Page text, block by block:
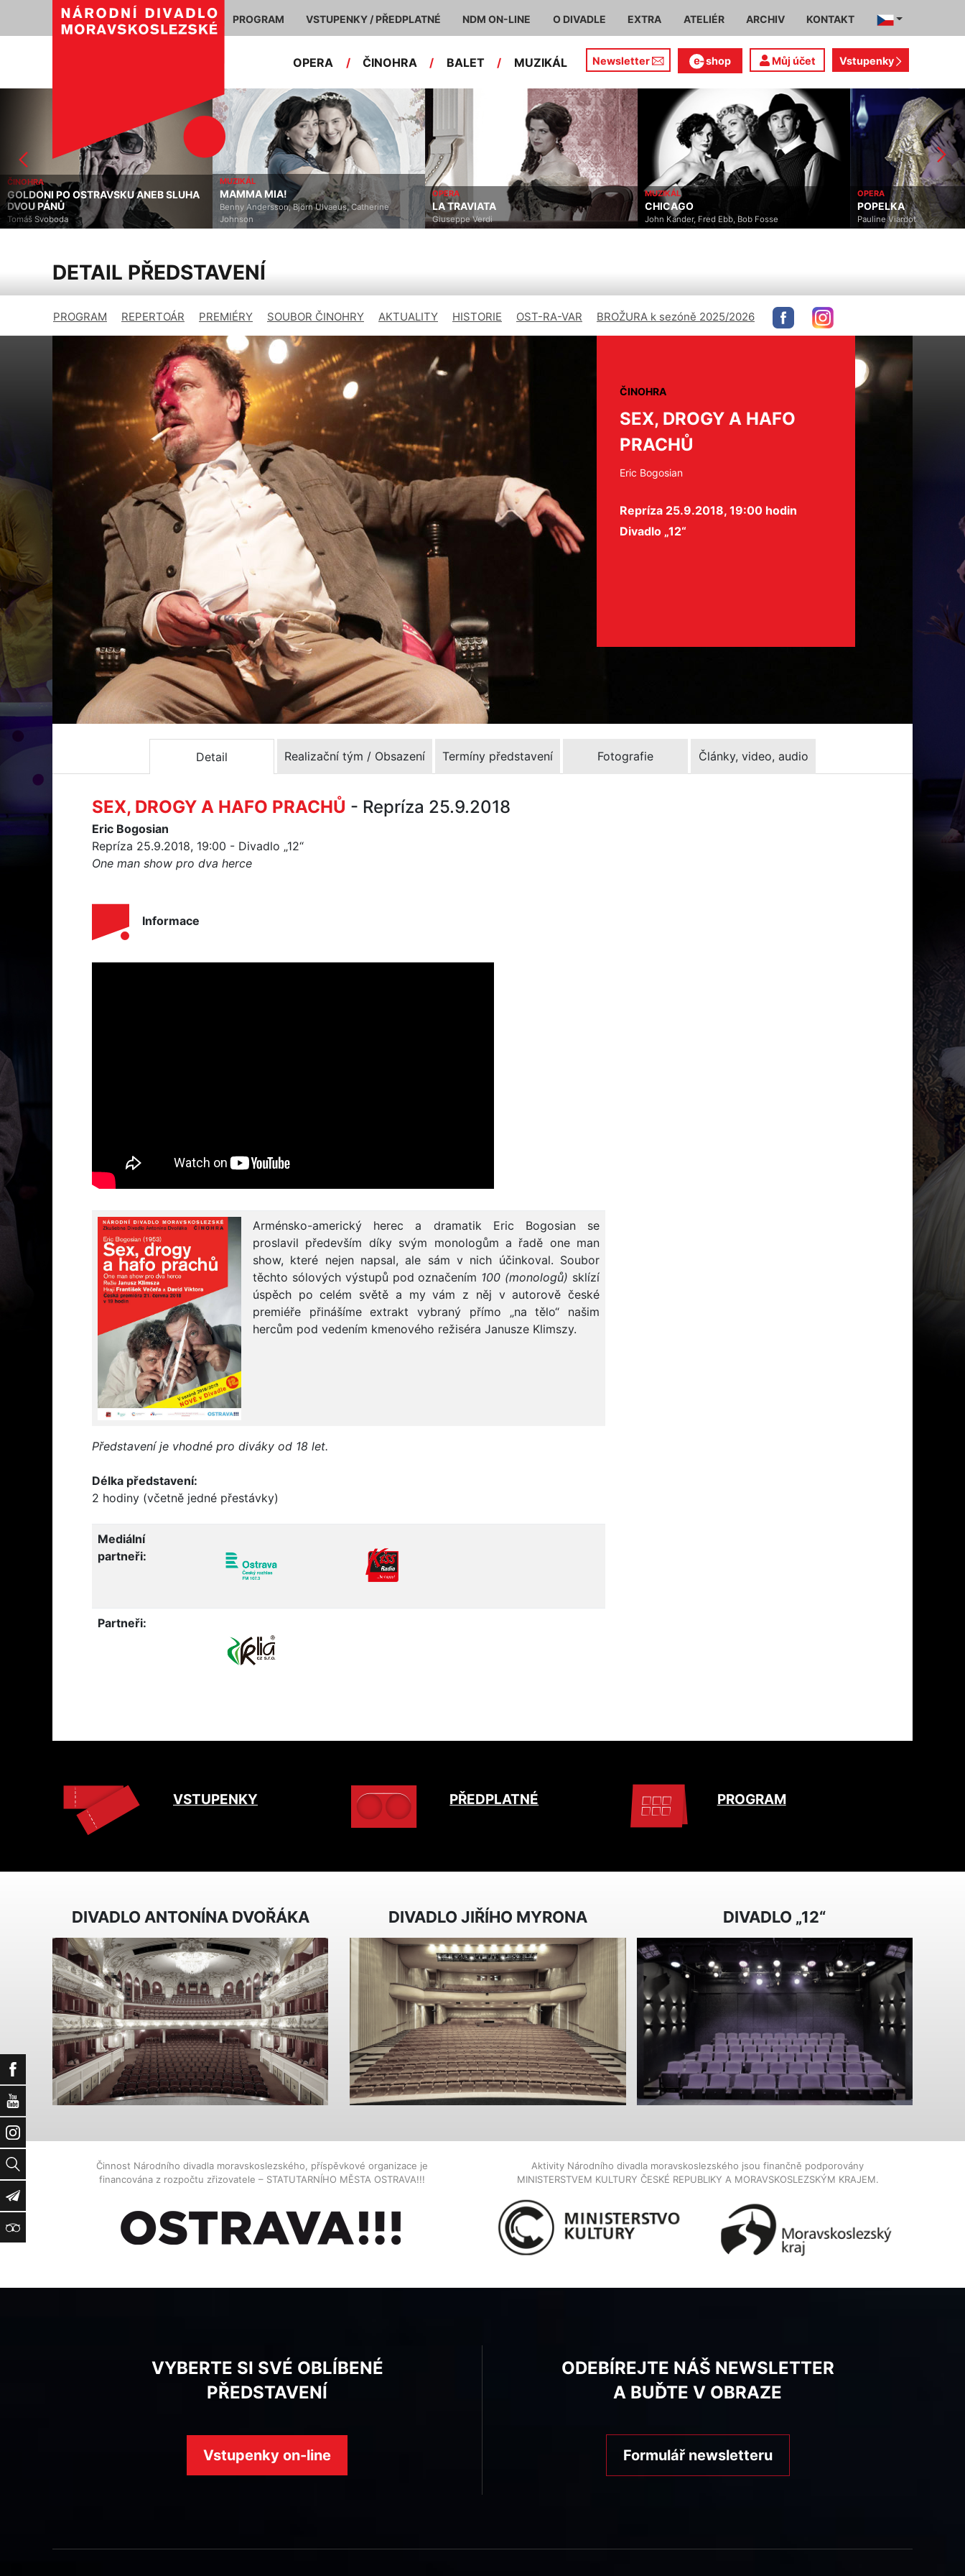
Facebook
YouTube
Instagram
Vyhledat
Newsletter
TripAdvisor
PROGRAM VSTUPENKY / PŘEDPLATNÉ NDM ON-LINE O DIVADLE EXTRA ATELIÉR ARCHIV KONTAKT
OPERA / ČINOHRA / BALET / MUZIKÁL Newsletter shop Můj účet Vstupenky
ANEB SLUHA
MUZIKÁL
MAMMA MIA!
Benny Andersson, Björn Ulvaeus, Catherine
Johnson
OPERA
LA TRAVIATA
Giuseppe Verdi
MUZIKÁL
CHICAGO
John Kander, Fred Ebb, Bob Fosse
OPERA
Pauline Viardot
DETAIL PŘEDSTAVENÍ
PROGRAM REPERTOÁR PREMIÉRY SOUBOR ČINOHRY AKTUALITY HISTORIE OST-RA-VAR BROŽURA k sezóně 2025/2026
ČINOHRA
SEX, DROGY A HAFO
PRACHŮ
Eric Bogosian
Repríza 25.9.2018, 19:00 hodin
Divadlo „12“
Detail Realizační tým / Obsazení Termíny představení Fotografie Články, video, audio
SEX, DROGY A HAFO PRACHŮ - Repríza 25.9.2018
Eric Bogosian
Repríza 25.9.2018, 19:00 - Divadlo „12“
One man show pro dva herce
Informace
Arménsko-americký herec a dramatik Eric Bogosian se
proslavil především díky svým monologům a řadě one man
show, které nejen napsal, ale sám v nich účinkoval. Soubor
těchto sólových výstupů pod označením 100 (monologů) sklízí
úspěch po celém světě a my vám z něj v autorově české
premiéře přinášíme extrakt vybraný přímo „na tělo“ našim
hercům pod vedením kmenového režiséra Janusze Klimszy.
Představení je vhodné pro diváky od 18 let.
Délka představení:
2 hodiny (včetně jedné přestávky)
Mediální
partneři:
Partneři:
VSTUPENKY PŘEDPLATNÉ PROGRAM
DIVADLO ANTONÍNA DVOŘÁKA DIVADLO JIŘÍHO MYRONA DIVADLO „12“
Činnost Národního divadla moravskoslezského, příspěvkové organizace je
financována z rozpočtu zřizovatele – STATUTARNÍHO MĚSTA OSTRAVA!!!
Aktivity Národního divadla moravskoslezského jsou finančně podporovány
MINISTERSTVEM KULTURY ČESKÉ REPUBLIKY A MORAVSKOSLEZSKÝM KRAJEM.
VYBERTE SI SVÉ OBLÍBENÉ
PŘEDSTAVENÍ
Vstupenky on-line
ODEBÍREJTE NÁŠ NEWSLETTER
A BUĎTE V OBRAZE
Formulář newsletteru